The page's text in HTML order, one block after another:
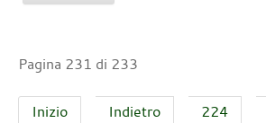
Pagina 231 di 233
Inizio Indietro 224